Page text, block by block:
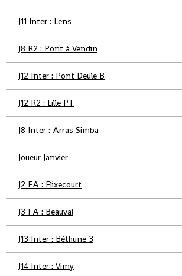
J11 Inter : Lens
J8 R2 : Pont à Vendin
J12 Inter : Pont Deule B
J12 R2 : Lille PT
J8 Inter : Arras Simba
Joueur Janvier
J2 FA : Flixecourt
J3 FA : Beauval
J13 Inter : Béthune 3
J14 Inter : Vimy